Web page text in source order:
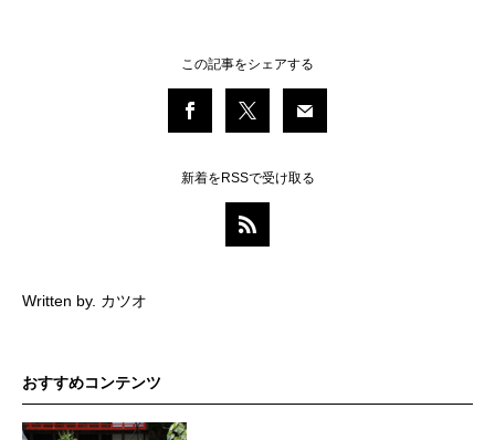
この記事をシェアする
新着をRSSで受け取る
Written by. カツオ
おすすめコンテンツ